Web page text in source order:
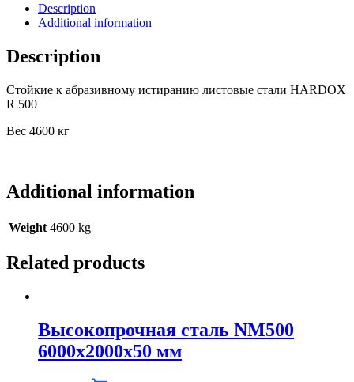
6000х2000х50
Description
Additional information
Description
Стойкие к абразивному истиранию листовые стали HARDOX
R 500
Вес 4600 кг
Additional information
Weight 4600 kg
Related products
Высокопрочная сталь NM500
6000х2000х50 мм